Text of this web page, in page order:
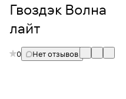
Гвоздэк Волна
лайт
0 Нет отзывов